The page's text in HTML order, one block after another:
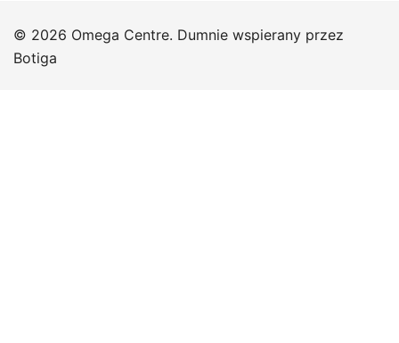
© 2026 Omega Centre. Dumnie wspierany przez
Botiga